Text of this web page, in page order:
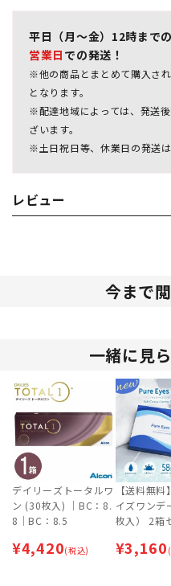
平日（月～金）12時まで
営業日 での発送！
※他の商品とまとめて購入さ
となります。
※配達地域によっては、発送
ざいます。
※土日祝日等、休業日の発送は
レビュー
今まで
一緒に見
デイリーズトータルワ
ン (30枚入) ｜BC：8.
8｜BC：8.5
¥4,420(税込)
【送料無
イズワンデ
枚入） 2箱
ー 【ネコポ
¥3,160